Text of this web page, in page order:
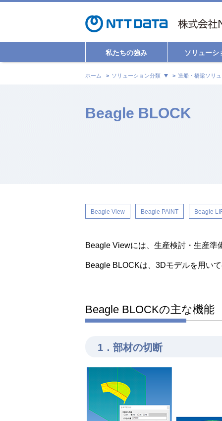
私たちの強み ソリューシ
ホーム ソリューション分類 造船・橋梁ソリ
Beagle BLOCK
Beagle View Beagle PAINT Beagle
Beagle Viewには、生産検討・生産準
Beagle BLOCKは、3Dモデルを用い
Beagle BLOCKの主な機能
1．部材の切断